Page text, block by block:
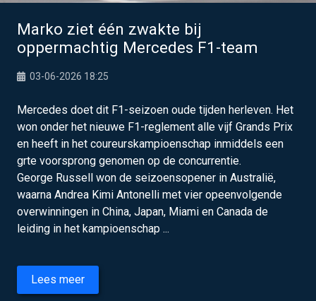
Marko ziet één zwakte bij
oppermachtig Mercedes F1-team
03-06-2026 18:25
Mercedes doet dit F1-seizoen oude tijden herleven. Het
won onder het nieuwe F1-reglement alle vijf Grands Prix
en heeft in het coureurskampioenschap inmiddels een
grte voorsprong genomen op de concurrentie.
George Russell won de seizoensopener in Australië,
waarna Andrea Kimi Antonelli met vier opeenvolgende
overwinningen in China, Japan, Miami en Canada de
leiding in het kampioenschap ...
Lees meer